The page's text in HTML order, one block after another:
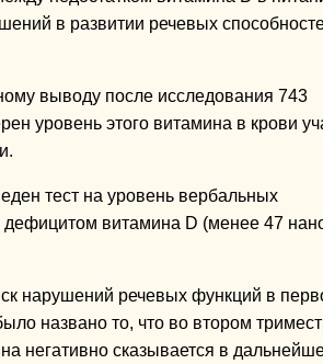
в развитии речевых
выводу после исследования 743
уровень этого витамина в крови
тест на уровень вербальных
витамина D (менее 47
нарушений речевых функций в
названо то, что во втором
негативно сказывается в